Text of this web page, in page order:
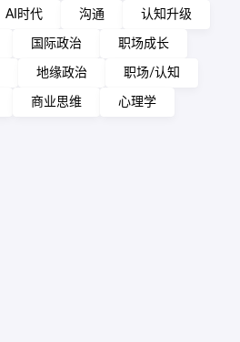
AI时代 沟通 认知升级
国际政治 职场成长
地缘政治 职场/认知
商业思维 心理学